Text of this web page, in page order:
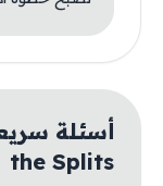
the Splits